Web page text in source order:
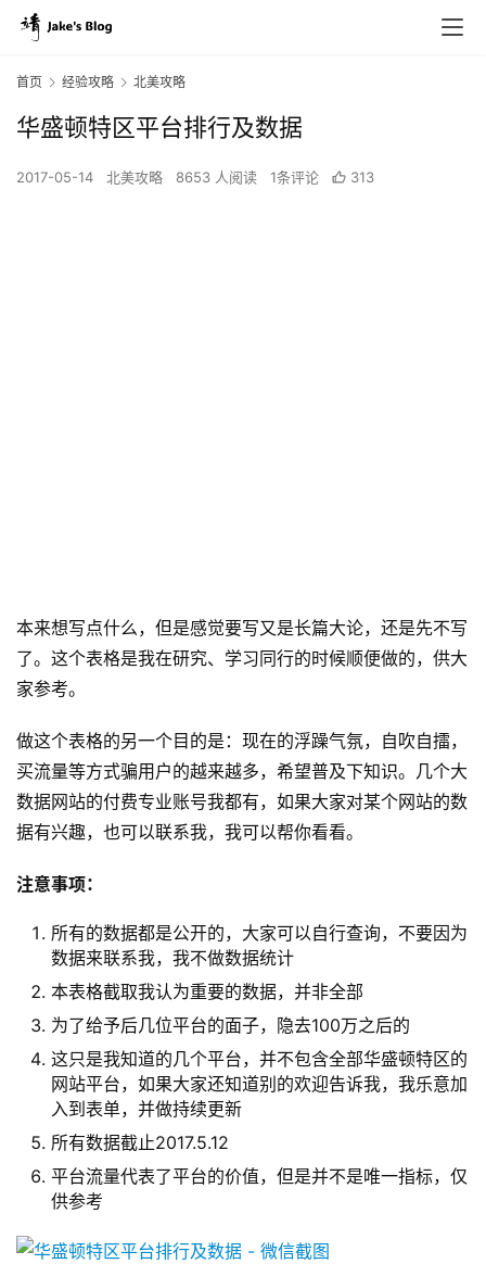
首页 经验攻略 北美攻略
华盛顿特区平台排行及数据
2017-05-14 北美攻略 8653 人阅读 1条评论 313
本来想写点什么，但是感觉要写又是长篇大论，还是先不写
了。这个表格是我在研究、学习同行的时候顺便做的，供大
家参考。
做这个表格的另一个目的是：现在的浮躁气氛，自吹自擂，
买流量等方式骗用户的越来越多，希望普及下知识。几个大
数据网站的付费专业账号我都有，如果大家对某个网站的数
据有兴趣，也可以联系我，我可以帮你看看。
注意事项：
所有的数据都是公开的，大家可以自行查询，不要因为
数据来联系我，我不做数据统计
本表格截取我认为重要的数据，并非全部
为了给予后几位平台的面子，隐去100万之后的
这只是我知道的几个平台，并不包含全部华盛顿特区的
网站平台，如果大家还知道别的欢迎告诉我，我乐意加
入到表单，并做持续更新
所有数据截止2017.5.12
平台流量代表了平台的价值，但是并不是唯一指标，仅
供参考